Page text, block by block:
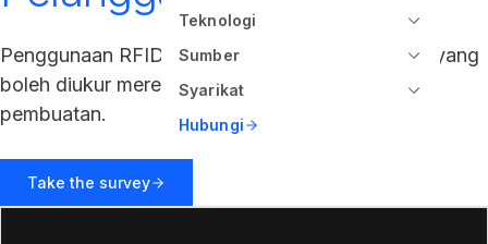
Teknologi
Sumber
Syarikat
Hubungi
Penggunaan RFID perusahaan memberikan ROI yang
boleh diukur merentasi runcit, gudang, dan
pembuatan.
Take the survey